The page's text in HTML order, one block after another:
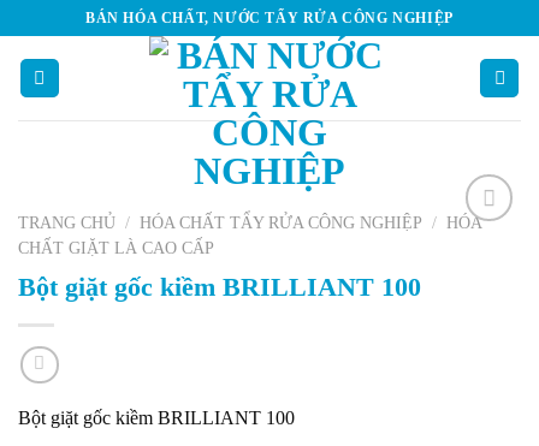
content
BÁN HÓA CHẤT, NƯỚC TẨY RỬA CÔNG NGHIỆP
TRANG CHỦ / HÓA CHẤT TẨY RỬA CÔNG NGHIỆP / HÓA
CHẤT GIẶT LÀ CAO CẤP
Bột giặt gốc kiềm BRILLIANT 100
Bột giặt gốc kiềm BRILLIANT 100